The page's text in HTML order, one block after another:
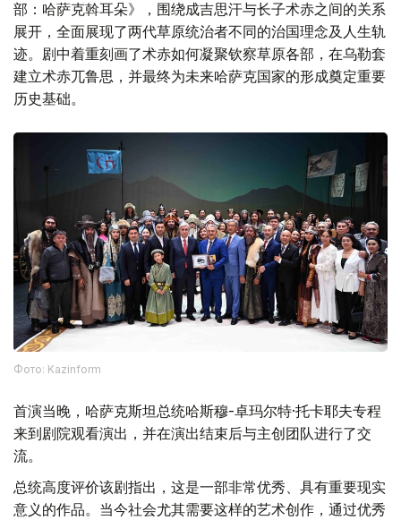
全剧分为上下两部——《上部：成吉思汗斡耳朵》和《下
部：哈萨克斡耳朵》，围绕成吉思汗与长子术赤之间的关系
展开，全面展现了两代草原统治者不同的治国理念及人生轨
迹。剧中着重刻画了术赤如何凝聚钦察草原各部，在乌勒套
建立术赤兀鲁思，并最终为未来哈萨克国家的形成奠定重要
首演当晚，哈萨克斯坦总统哈斯穆-卓玛尔特·托卡耶夫专程
来到剧院观看演出，并在演出结束后与主创团队进行了交
流。
总统高度评价该剧指出，这是一部非常优秀、具有重要现实